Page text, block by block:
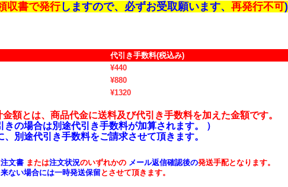
収書で発行 しますので、必ずお受取願います、再発行不可)
代引き手数料(税込み)
¥440
¥880
¥1320
額とは、商品代金に送料及び代引き手数料を加えた金額です。
きの場合は別途代引き手数料が加算されます。 ）
別途代引き手数料をご請求させて頂きます。
注文書 または注文状況のいずれかの メール返信確認後の発送手配となります。
ない場合には一時発送保留 とさせて頂きます。